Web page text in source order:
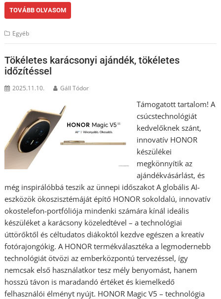
TOVÁBB OLVASOM
Egyéb
Tökéletes karácsonyi ajándék, tökéletes
időzítéssel
2025.11.10. Gáll Tódor
Támogatott tartalom! A
csúcstechnológiát
kedvelőknek szánt,
innovatív HONOR
készülékei
megkönnyítik az
ajándékvásárlást, és
még inspirálóbbá teszik az ünnepi időszakot A globális AI-
eszközök ökoszisztémáját építő HONOR sokoldalú, innovatív
okostelefon-portfóliója mindenki számára kínál ideális
készüléket a karácsony közeledtével – a technológiai
úttörőktől és céltudatos diákoktól kezdve egészen a kreatív
fotórajongókig. A HONOR termékválasztéka a legmodernebb
technológiát ötvözi az emberközpontú tervezéssel, így
nemcsak első használatkor tesz mély benyomást, hanem
hosszú távon is maradandó értéket és kiemelkedő
felhasználói élményt nyújt. HONOR Magic V5 – technológia